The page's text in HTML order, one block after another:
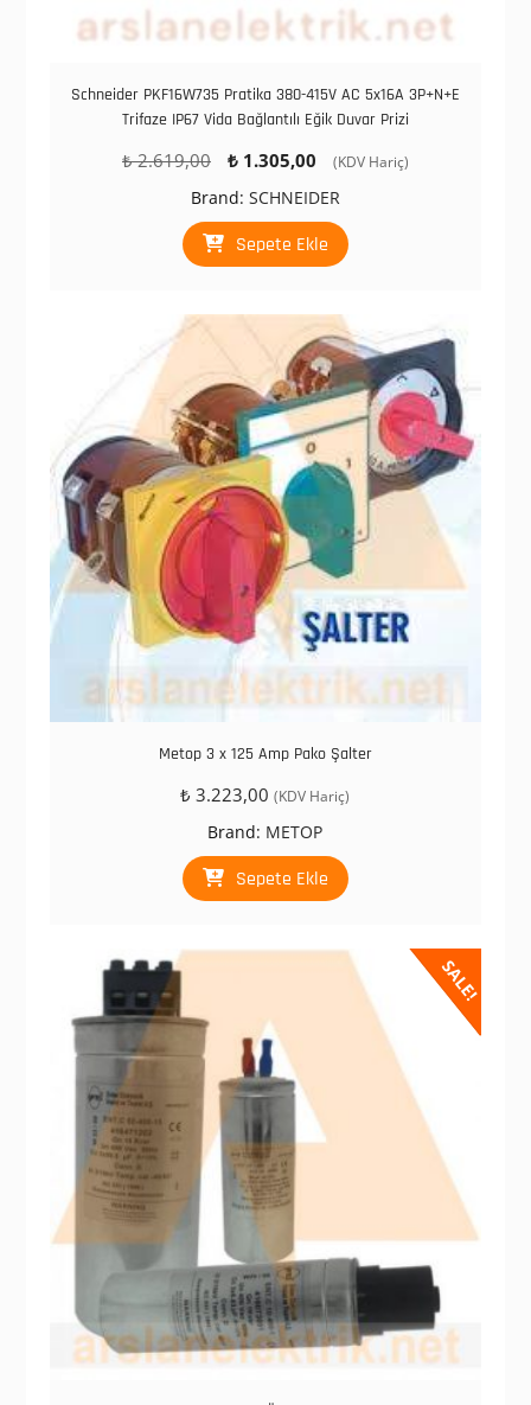
Schneider PKF16W735 Pratika 380-415V AC 5x16A 3P+N+E
Trifaze IP67 Vida Bağlantılı Eğik Duvar Prizi
₺2.619,00
Orijinal
₺ 2.619,00.
₺1.305,00
Şu
fiyat:
₺ 1.305,00.
(KDV Hariç)
Brand: SCHNEIDER
Sepete Ekle
Metop 3 x 125 Amp Pako Şalter
₺ 3.223,00 (KDV Hariç)
Brand: METOP
Sepete Ekle
SALE!